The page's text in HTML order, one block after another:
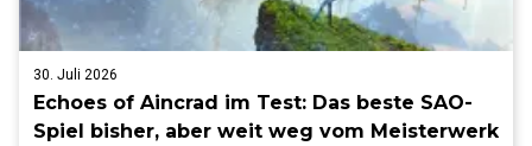
30. Juli 2026
Echoes of Aincrad im Test: Das beste SAO-
Spiel bisher, aber weit weg vom Meisterwerk